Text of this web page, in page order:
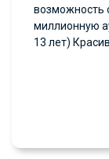
возможность
миллионную
13 лет)